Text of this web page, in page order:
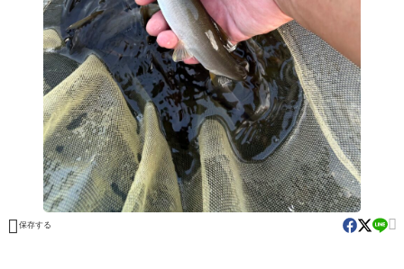
 保存する 